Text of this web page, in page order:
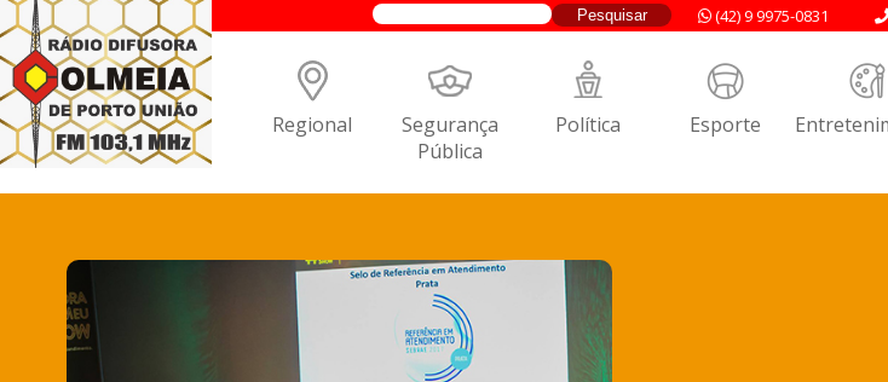
(42) 9 9975-0831
Regional Segurança
Pública
Política Esporte